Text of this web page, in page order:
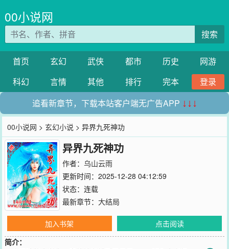
00小说网
搜索
首页 玄幻 武侠 都市 历史
网游
科幻
言情 其他 排行 完本
登录
追看新章节，下载本站客户端无广告APP ↓↓↓
00小说网 >玄幻小说 > 异界九死神功
异界九死神功
作者： 乌山云雨
更新时间：2025-12-28 04:12:59
状态：连载
最新章节： 大结局
加入书架
点击阅读
简介：